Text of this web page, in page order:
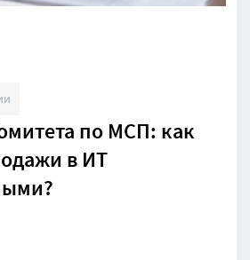
по МСП: как
в ИТ